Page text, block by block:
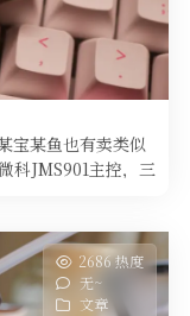
宝某鱼也有卖类似
科JMS901主控，三
2686 热度
无~
文章